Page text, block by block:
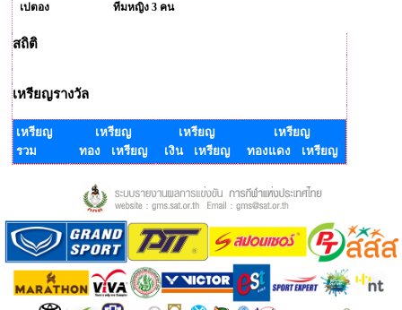
เปตอง
ทีมหญิง 3 คน
สถิติ
เหรียญรางวัล
เหรียญ
รวม
เหรียญ
ทอง เหรียญ
เหรียญ
เงิน เหรียญ
เหรียญ
ทองแดง เหรียญ